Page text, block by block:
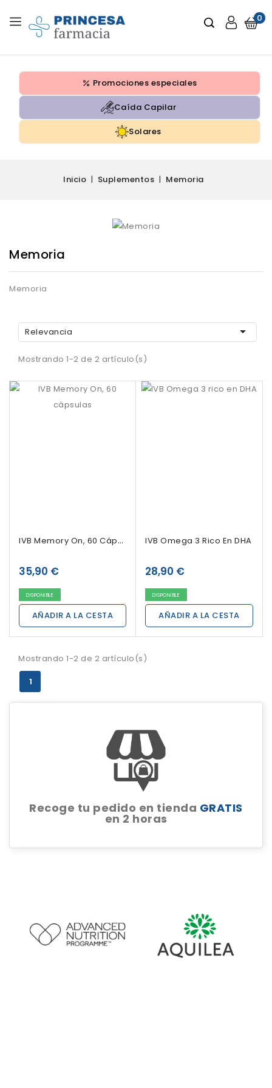
0
Promociones especiales
Caída Capilar
Solares
Inicio Suplementos Memoria
Memoria
Memoria
Relevancia 
Mostrando 1-2 de 2 artículo(s)
IVB Memory On, 60 Cápsulas
35,90 €
DISPONIBLE
AÑADIR A LA CESTA
IVB Omega 3 Rico En DHA
28,90 €
DISPONIBLE
AÑADIR A LA CESTA
Mostrando 1-2 de 2 artículo(s)
1
Recoge tu pedido en tienda GRATIS
en 2 horas